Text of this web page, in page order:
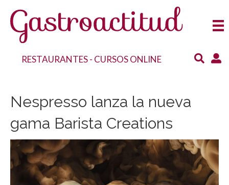
RESTAURANTES- CURSOS ONLINE
Nespresso lanza la nueva
gama Barista Creations